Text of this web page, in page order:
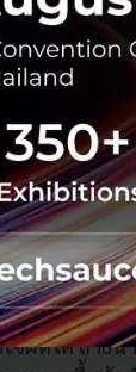
ยะใหม่ๆ
ะช่วยให้เกิ
ยเฉพาะธนา
ธนาคารพาณิ
จผิดได้ ถ้าธ